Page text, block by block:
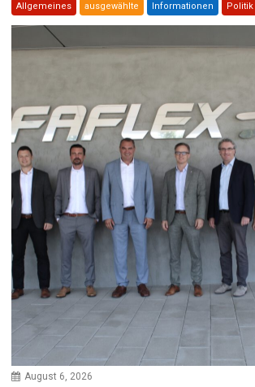
Allgemeines ausgewählte Informationen Politik
August 6, 2026